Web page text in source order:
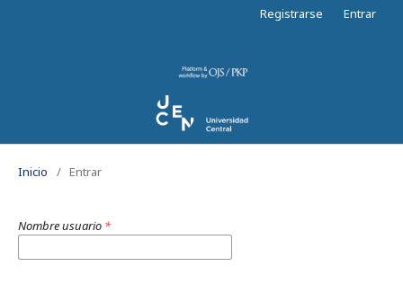
Registrarse Entrar
Inicio / Entrar
Nombre usuario *